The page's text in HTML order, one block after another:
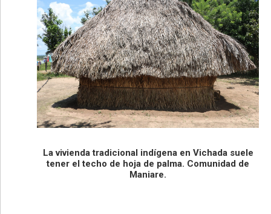
La vivienda tradicional indígena en Vichada suele
tener el techo de hoja de palma. Comunidad de
Maniare.